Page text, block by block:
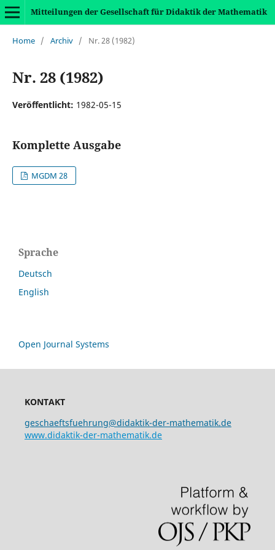
Mitteilungen der Gesellschaft für Didaktik der Mathematik
Home / Archiv / Nr. 28 (1982)
Nr. 28 (1982)
Veröffentlicht: 1982-05-15
Komplette Ausgabe
MGDM 28
Sprache
Deutsch
English
Open Journal Systems
KONTAKT
geschaeftsfuehrung@didaktik-der-mathematik.de
www.didaktik-der-mathematik.de